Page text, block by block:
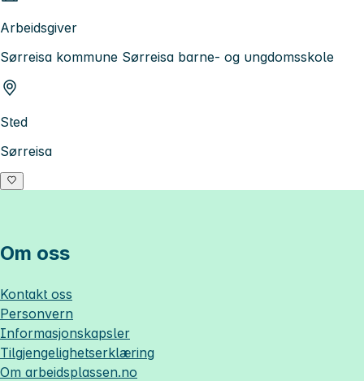
Arbeidsgiver
Sørreisa kommune Sørreisa barne- og ungdomsskole
Sted
Sørreisa
Om oss
Kontakt oss
Personvern
Informasjonskapsler
Tilgjengelighetserklæring
Om arbeidsplassen.no